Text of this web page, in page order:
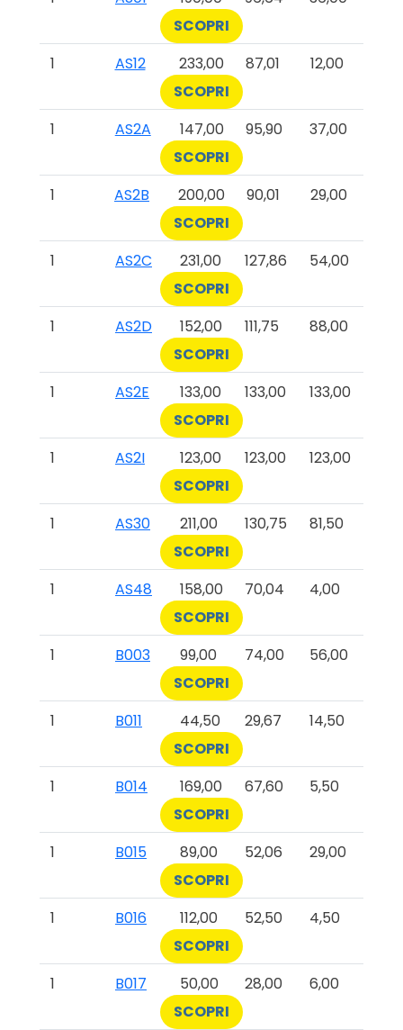
SCOPRI
1
AS12 233,00 87,01
12,00
SCOPRI
1
AS2A 147,00 95,90
37,00
SCOPRI
1
AS2B 200,00 90,01
29,00
SCOPRI
1
AS2C 231,00 127,86
54,00
SCOPRI
1
AS2D 152,00 111,75
88,00
SCOPRI
1
AS2E 133,00 133,00
133,00
SCOPRI
1
AS2I 123,00 123,00
123,00
SCOPRI
1
AS30 211,00 130,75
81,50
SCOPRI
1
AS48 158,00 70,04
4,00
SCOPRI
1
B003 99,00 74,00
56,00
SCOPRI
1
B011 44,50 29,67
14,50
SCOPRI
1
B014 169,00 67,60
5,50
SCOPRI
1
B015 89,00 52,06
29,00
SCOPRI
1
B016 112,00 52,50
4,50
SCOPRI
1
B017 50,00 28,00
6,00
SCOPRI